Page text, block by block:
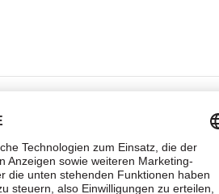
Schutzabdeckung
Weich